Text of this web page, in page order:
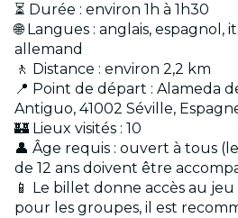
⏳ Durée : environ 1h à 1h30
🌐 Langues : anglais, espagnol,
allemand
🚶 Distance : environ 2,2 km
📍 Point de départ : Alameda
Antiguo, 41002 Séville,
🏰 Lieux visités : 10
👤 Âge requis : ouvert à tous
de 12 ans doivent être
📱 Le billet donne accès au
pour les groupes, il est